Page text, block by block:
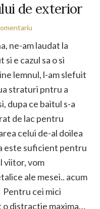
de exterior
ne-am laudat la
e cazul sa o si
lemnul, l-am slefuit
straturi pntru a
dupa ce baitul s-a
de lac pentru
celui de-al doilea
este suficient pentru
viitor, vom
ale mesei.. acum
cei mici
o distractie maxima…